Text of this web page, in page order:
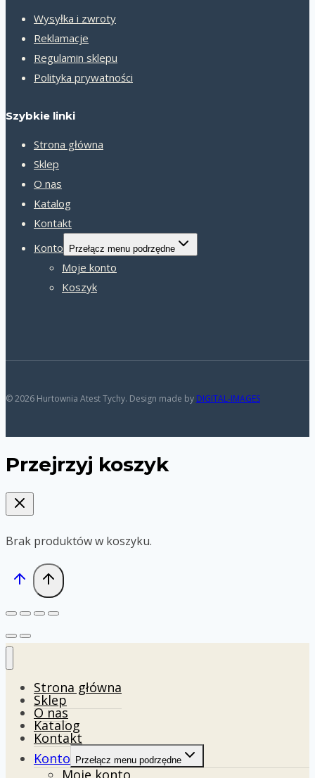
Wysyłka i zwroty
Reklamacje
Regulamin sklepu
Polityka prywatności
Szybkie linki
Strona główna
Sklep
O nas
Katalog
Kontakt
Konto
Przełącz menu podrzędne
Moje konto
Koszyk
© 2026 Hurtownia Atest Tychy. Design made by DIGITAL-IMAGES
Przejrzyj koszyk
Brak produktów w koszyku.
Strona główna
Sklep
O nas
Katalog
Kontakt
Konto Przełącz menu podrzędne
Moje konto